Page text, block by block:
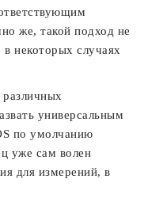
же, такой подход не
некоторых случаях
универсальным
по умолчанию
уже сам волен
для измерений, в